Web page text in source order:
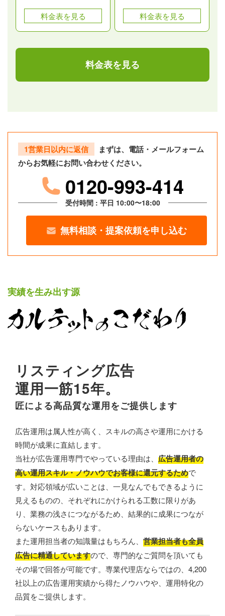
料金表を見る 料金表を見る
料金表を見る
1営業日以内に返信
まずは、電話・メールフォーム
からお気軽にお問い合わせください。
0120-993-414
受付時間 : 平日 10:00〜18:00
無料相談・提案依頼を申し込む
実績を生み出す源
リスティング広告
運用一筋15年。
匠による高品質な運用をご提供します
広告運用は属人性が高く、スキルの高さや運用にかける
時間が成果に直結します。
当社が広告運用専門でやっている理由は、 広告運用者の
高い運用スキル・ノウハウでお客様に還元するためで
す。対応領域が広いことは、一見なんでもできるように
見えるものの、それぞれにかけられる工数に限りがあ
り、業務の浅さにつながるため、結果的に成果につなが
らないケースもあります。
また運用担当者の知識量はもちろん、 営業担当者も全員
広告に精通していますので、専門的なご質問を頂いても
その場で回答が可能です。専業代理店ならではの、4,200
社以上の広告運用実績から得たノウハウや、運用特化の
品質をご提供します。